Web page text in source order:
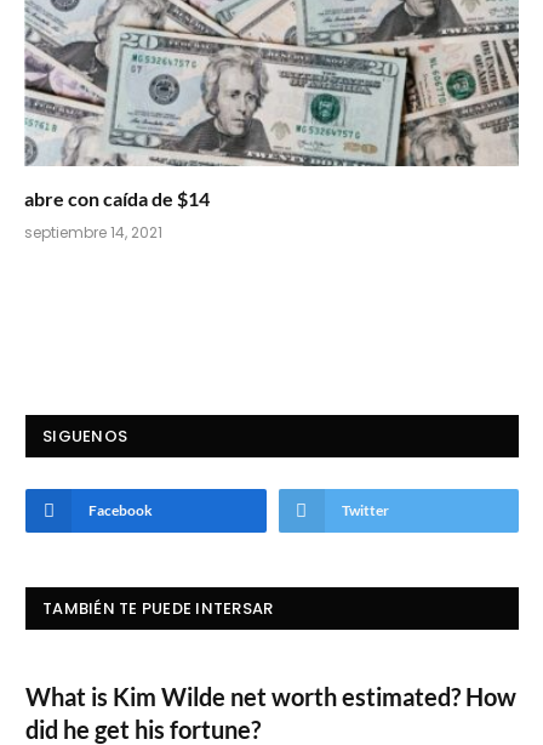
abre con caída de $14
septiembre 14, 2021
SIGUENOS
Facebook Twitter
TAMBIÉN TE PUEDE INTERSAR
What is Kim Wilde net worth estimated? How
did he get his fortune?